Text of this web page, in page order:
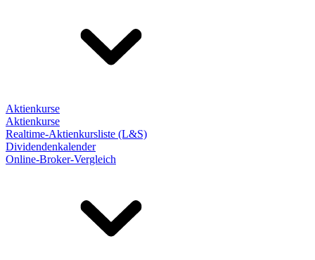
Aktienkurse
Aktienkurse
Realtime-Aktienkursliste (L&S)
Dividendenkalender
Online-Broker-Vergleich